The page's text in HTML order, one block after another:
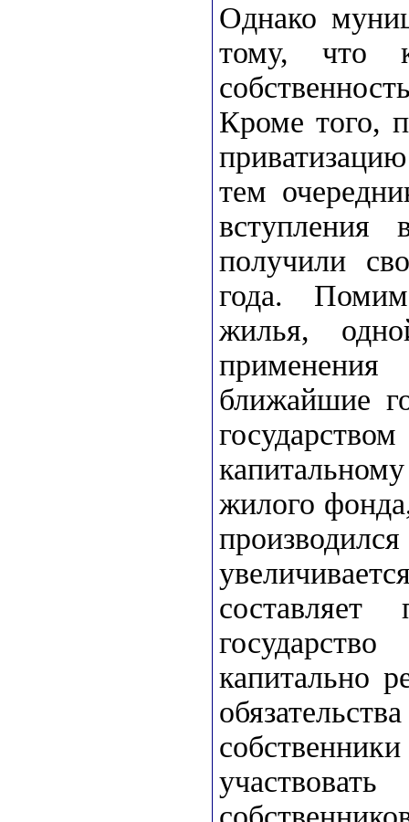
Однако
тому, что
Кроме того,
тем
получили
года.
жилья,
ближайшие
жилого
капитально